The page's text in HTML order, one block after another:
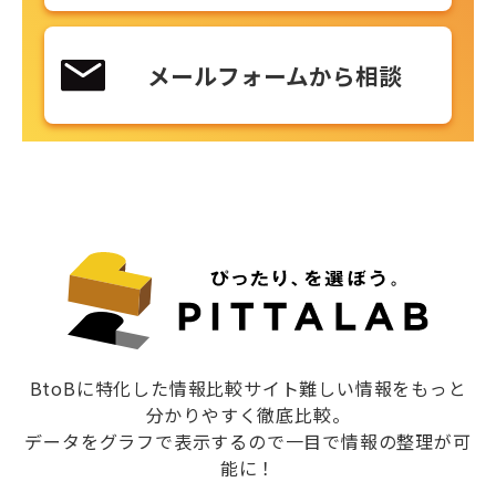
メールフォームから相談
BtoBに特化した情報比較サイト難しい情報をもっと
分かりやすく徹底比較。
データをグラフで表示するので一目で情報の整理が可
能に！